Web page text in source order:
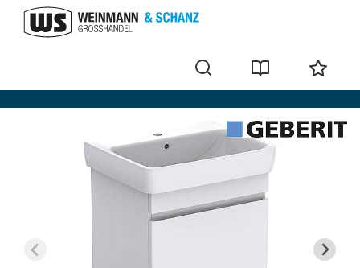
Waschtischunterschrank Renova Plan